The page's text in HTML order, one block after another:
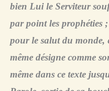
bien Lui le Serviteur
par point les prophéties
pour le salut du monde,
même désigne comme
même dans ce texte